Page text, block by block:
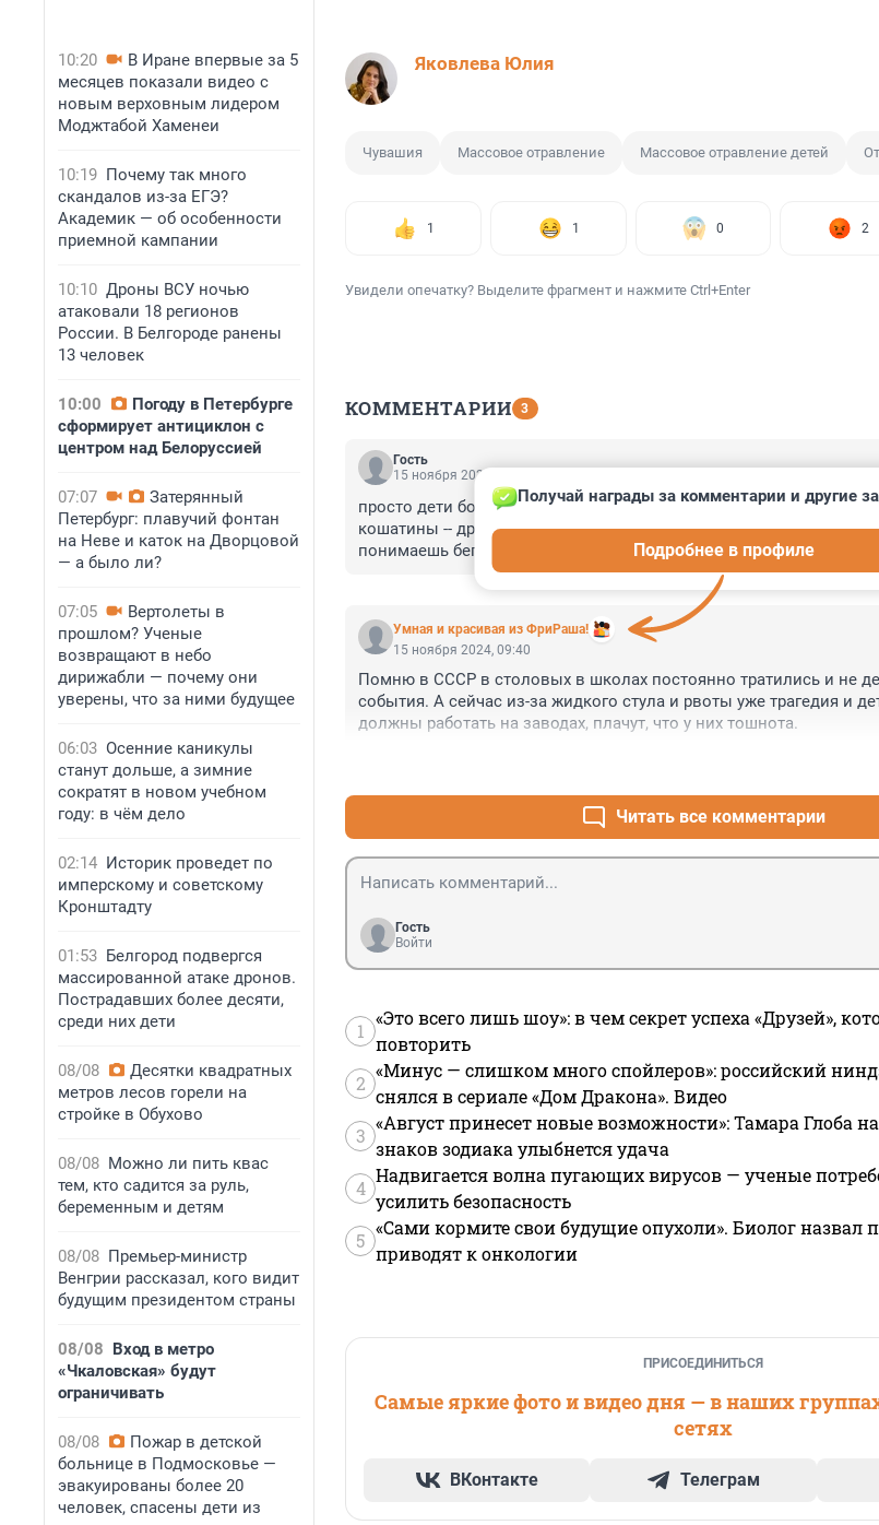
10:20
В Иране впервые за 5
месяцев показали видео с
новым верховным лидером
Моджтабой Хаменеи
10:19 Почему так много
скандалов из-за ЕГЭ?
Академик — об особенности
приемной кампании
10:10 Дроны ВСУ ночью
атаковали 18 регионов
России. В Белгороде ранены
13 человек
10:00
Погоду в Петербурге
сформирует антициклон с
центром над Белоруссией
07:07
Затерянный
Петербург: плавучий фонтан
на Неве и каток на Дворцовой
— а было ли?
07:05
Вертолеты в
прошлом? Ученые
возвращают в небо
дирижабли — почему они
уверены, что за ними будущее
06:03 Осенние каникулы
станут дольше, а зимние
сократят в новом учебном
году: в чём дело
02:14 Историк проведет по
имперскому и советскому
Кронштадту
01:53 Белгород подвергся
массированной атаке дронов.
Пострадавших более десяти,
среди них дети
08/08
Десятки квадратных
метров лесов горели на
стройке в Обухово
08/08 Можно ли пить квас
тем, кто садится за руль,
беременным и детям
08/08 Премьер-министр
Венгрии рассказал, кого видит
будущим президентом страны
08/08 Вход в метро
«Чкаловская» будут
ограничивать
08/08
Пожар в детской
больнице в Подмосковье —
эвакуированы более 20
человек, спасены дети из
Яковлева Юлия
Чувашия Массовое отравление Массовое отравление детей
1 1 0 2
Увидели опечатку? Выделите фрагмент и нажмите Ctrl+Enter
КОММЕНТАРИИ 3
Гость
15 ноября 2024, 09:55
просто дети больно привередливые стали: приготовишь им филе
кошатины -- дрищут после этого, приготовишь котлеты с
понимаешь бегут в туалет. а должны повару ноги мыть и эту воду
Умная и красивая из ФриРаша!
Получай награды за комментарии и другие
Подробнее в профиле
15 ноября 2024, 09:40
Помню в СССР в столовых в школах постоянно тратились и не
события. А сейчас из-за жидкого стула и рвоты уже трагедия и
должны работать на заводах, плачут, что у них тошнота.
Читать все комментарии
Гость
Войти
1
«Это всего лишь шоу»: в чем секрет успеха «Друзей»,
повторить
2
«Минус — слишком много спойлеров»: российский
снялся в сериале «Дом Дракона». Видео
3
«Август принесет новые возможности»: Тамара Глоба
знаков зодиака улыбнется удача
4
Надвигается волна пугающих вирусов — ученые
усилить безопасность
5
«Сами кормите свои будущие опухоли». Биолог назвал
приводят к онкологии
ПРИСОЕДИНИТЬСЯ
Самые яркие фото и видео дня — в наших
сетях
ВКонтакте Телеграм